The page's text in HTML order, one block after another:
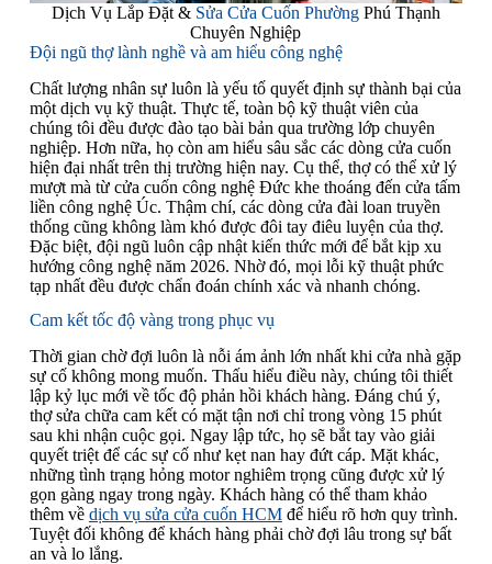
Dịch Vụ Lắp Đặt & Sửa Cửa Cuốn PhườngPhú Thạnh
Chuyên Nghiệp
Đội ngũ thợ lành nghề và am hiểu công nghệ
Chất lượng nhân sự luôn là yếu tố quyết định sự thành bại của
một dịch vụ kỹ thuật. Thực tế, toàn bộ kỹ thuật viên của
chúng tôi đều được đào tạo bài bản qua trường lớp chuyên
nghiệp. Hơn nữa, họ còn am hiểu sâu sắc các dòng cửa cuốn
hiện đại nhất trên thị trường hiện nay. Cụ thể, thợ có thể xử lý
mượt mà từ cửa cuốn công nghệ Đức khe thoáng đến cửa tấm
liền công nghệ Úc. Thậm chí, các dòng cửa đài loan truyền
thống cũng không làm khó được đôi tay điêu luyện của thợ.
Đặc biệt, đội ngũ luôn cập nhật kiến thức mới để bắt kịp xu
hướng công nghệ năm 2026. Nhờ đó, mọi lỗi kỹ thuật phức
tạp nhất đều được chẩn đoán chính xác và nhanh chóng.
Cam kết tốc độ vàng trong phục vụ
Thời gian chờ đợi luôn là nỗi ám ảnh lớn nhất khi cửa nhà gặp
sự cố không mong muốn. Thấu hiểu điều này, chúng tôi thiết
lập kỷ lục mới về tốc độ phản hồi khách hàng. Đáng chú ý,
thợ sửa chữa cam kết có mặt tận nơi chỉ trong vòng 15 phút
sau khi nhận cuộc gọi. Ngay lập tức, họ sẽ bắt tay vào giải
quyết triệt để các sự cố như kẹt nan hay đứt cáp. Mặt khác,
những tình trạng hỏng motor nghiêm trọng cũng được xử lý
gọn gàng ngay trong ngày. Khách hàng có thể tham khảo
thêm về dịch vụ sửa cửa cuốn HCMđể hiểu rõ hơn quy trình.
Tuyệt đối không để khách hàng phải chờ đợi lâu trong sự bất
an và lo lắng.